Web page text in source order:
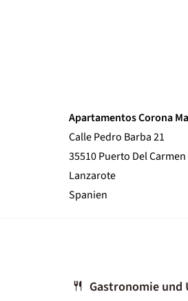
Apartamentos Corona
Calle Pedro Barba 21
35510 Puerto Del Carmen
Lanzarote
Spanien
Gastronomie